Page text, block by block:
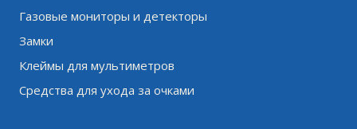
Газовые мониторы и детекторы
Замки
Клеймы для мультиметров
Средства для ухода за очками